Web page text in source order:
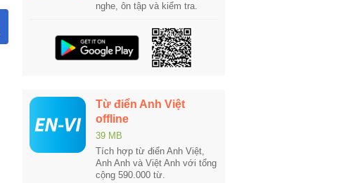
nghe, ôn tập và kiểm tra.
Từ điển Anh Việt
offline
39 MB
Tích hợp từ điển Anh Việt,
Anh Anh và Việt Anh với tổng
cộng 590.000 từ.